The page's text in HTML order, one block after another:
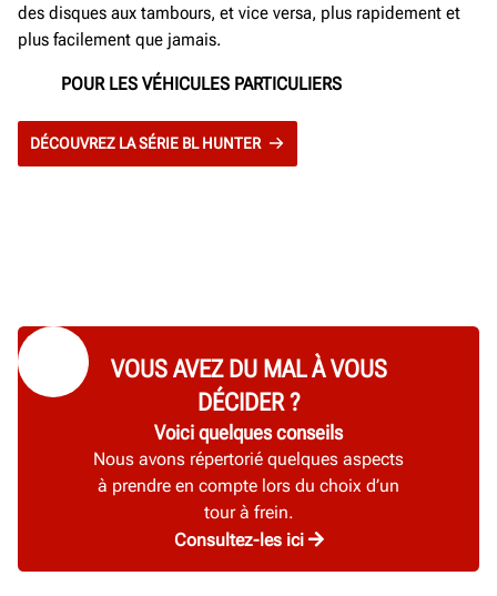
des disques aux tambours, et vice versa, plus rapidement et
plus facilement que jamais.
POUR LES VÉHICULES PARTICULIERS
DÉCOUVREZ LA SÉRIE BL HUNTER
VOUS AVEZ DU MAL À VOUS
DÉCIDER ?
Voici quelques conseils
Nous avons répertorié quelques aspects
à prendre en compte lors du choix d’un
tour à frein.
Consultez-les ici